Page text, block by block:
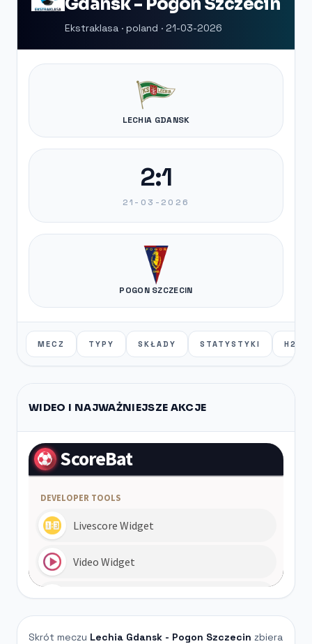
Ekstraklasa · poland · 21-03-2026
LECHIA GDANSK
2:1
21-03-2026
POGON SZCZECIN
MECZ TYPY SKŁADY STATYSTYKI H2H
WIDEO I NAJWAŻNIEJSZE AKCJE
Skrót meczu Lechia Gdansk - Pogon Szczecin zbiera